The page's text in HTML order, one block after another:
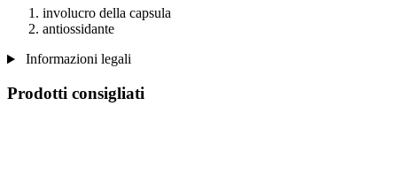
involucro della capsula
antiossidante
Informazioni legali
Prodotti consigliati